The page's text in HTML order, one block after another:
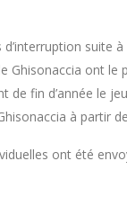
suite à
Ghisonaccia ont le
de fin d’année le
à partir
ont été